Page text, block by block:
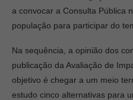
a convocar a Consulta Pública
população para participar do
Na sequência, a opinião dos
publicação da Avaliação de
objetivo é chegar a um meio
estudo cinco alternativas para